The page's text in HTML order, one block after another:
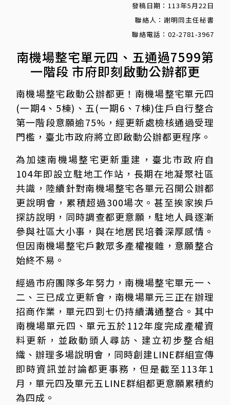
發稿日期：113年5月22日
聯絡人：謝明同主任秘書
聯絡電話：02-2781-3967
南機場整宅單元四、五通過7599第
一階段 市府即刻啟動公辦都更
南機場整宅啟動公辦都更！南機場整宅單元四
(一期4、5棟)、五(一期6、7棟)住戶自行整合
第一階段意願逾75%，經更新處檢核通過受理
門檻，臺北市政府將立即啟動公辦都更程序。
為加速南機場整宅更新重建，臺北市政府自
104年即設立駐地工作站，長期在地凝聚社區
共識，陸續針對南機場整宅各單元召開公辦都
更說明會，累積超過300場次。甚至挨家挨戶
探訪說明，同時調查都更意願，駐地人員逐漸
參與社區大小事，與在地居民培養深厚感情。
但因南機場整宅戶數眾多產權複雜，意願整合
始終不易。
經過市府團隊多年努力，南機場整宅單元一、
二、三已成立更新會，南機場單元三正在辦理
招商作業，單元四到七仍持續溝通整合。其中
南機場單元四、單元五於112年度完成產權資
料更新，並啟動頭人尋訪、建立初步整合組
織、辦理多場說明會，同時創建LINE群組宣傳
即時資訊並討論都更事務，但是截至113年1
月，單元四及單元五LINE群組都更意願累積約
為四成。